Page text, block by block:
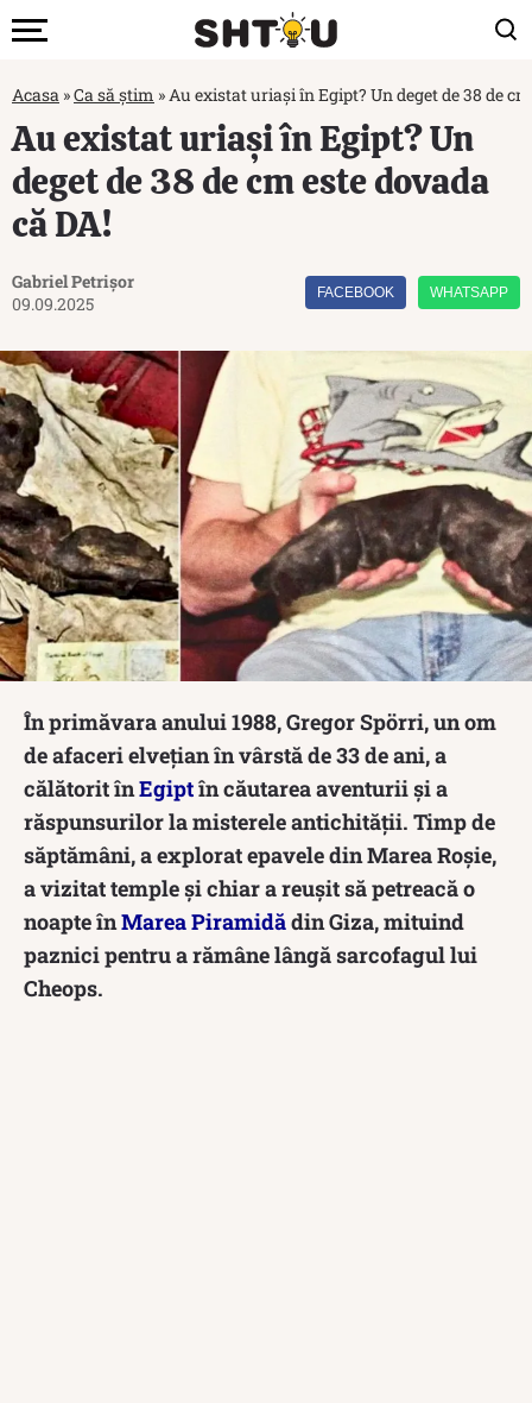
Acasa »Ca să știm »Au existat uriași în Egipt? Un deget de 38 de
Au existat uriași în Egipt? Un
deget de 38 de cm este dovada
că DA!
Gabriel Petrișor
09.09.2025
FACEBOOK WHATSAPP
În primăvara anului 1988, Gregor Spörri, un om
de afaceri elvețian în vârstă de 33 de ani, a
călătorit înEgiptîn căutarea aventurii și a
răspunsurilor la misterele antichității. Timp de
săptămâni, a explorat epavele din Marea Roșie,
a vizitat temple și chiar a reușit să petreacă o
noapte înMarea Piramidădin Giza, mituind
paznici pentru a rămâne lângă sarcofagul lui
Cheops.